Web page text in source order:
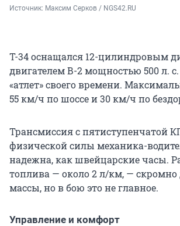
Источник: Максим Серков / NGS42.RU
Т-34 оснащался 12-цилиндровым
двигателем В-2 мощностью 500 л. с.
«атлет» своего времени.
55 км/ч по шоссе и30 км/ч по
Трансмиссия с пятиступенчатой
физической силы механика-
надежна, как швейцарские часы.
топлива — около2 л/км, — скромно
массы, но в бою это не главное.
Управление и комфорт